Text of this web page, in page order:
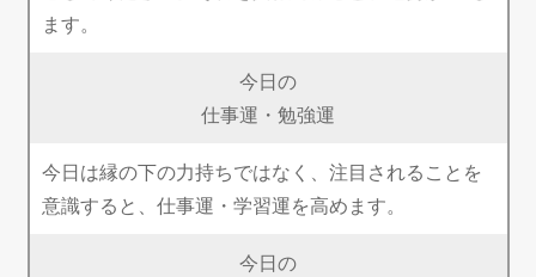
ます。
今日の
仕事運・勉強運
今日は縁の下の力持ちではなく、注目されることを
意識すると、仕事運・学習運を高めます。
今日の